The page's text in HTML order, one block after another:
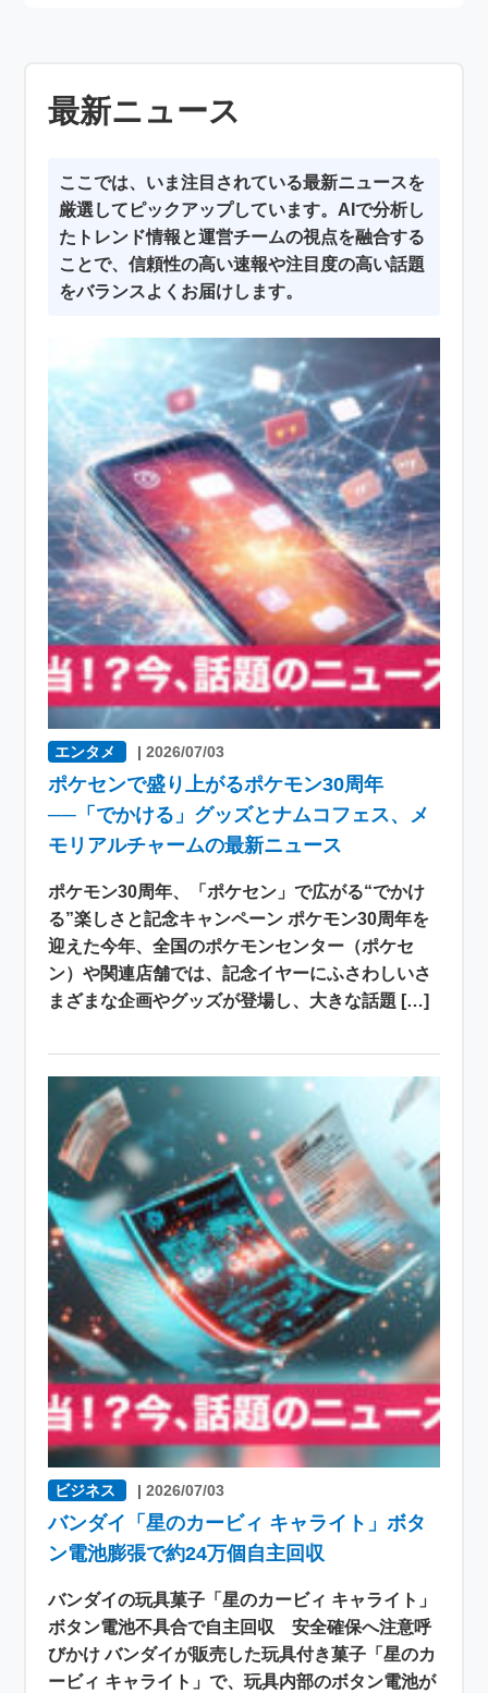
最新ニュース
ここでは、いま注目されている最新ニュースを
厳選してピックアップしています。AIで分析し
たトレンド情報と運営チームの視点を融合する
ことで、信頼性の高い速報や注目度の高い話題
をバランスよくお届けします。
エンタメ |2026/07/03
ポケセンで盛り上がるポケモン30周年
──「でかける」グッズとナムコフェス、メ
モリアルチャームの最新ニュース
ポケモン30周年、「ポケセン」で広がる“でかけ
る”楽しさと記念キャンペーン ポケモン30周年を
迎えた今年、全国のポケモンセンター（ポケセ
ン）や関連店舗では、記念イヤーにふさわしいさ
まざまな企画やグッズが登場し、大きな話題 […]
ビジネス |2026/07/03
バンダイ「星のカービィ キャライト」ボタ
ン電池膨張で約24万個自主回収
バンダイの玩具菓子「星のカービィ キャライト」
ボタン電池不具合で自主回収 安全確保へ注意呼
びかけ バンダイが販売した玩具付き菓子「星のカ
ービィ キャライト」で、玩具内部のボタン電池が